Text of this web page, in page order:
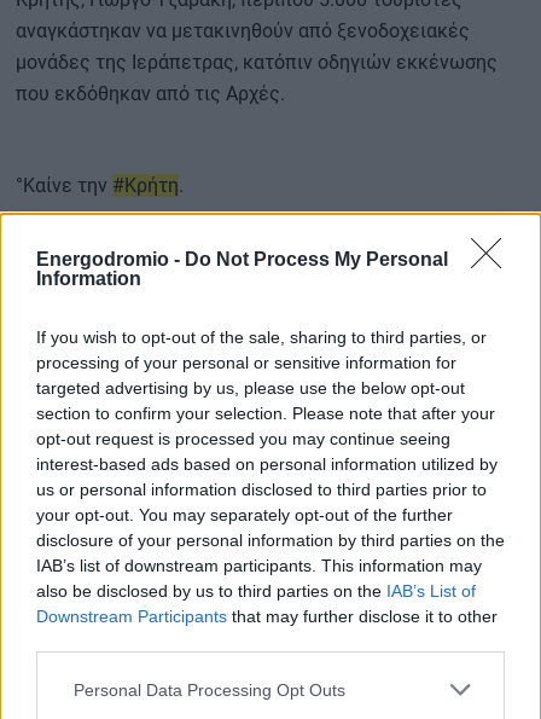
Energodromio - Do Not Process My Personal
Information
If you wish to opt-out of the sale, sharing to third parties, or
processing of your personal or sensitive information for
targeted advertising by us, please use the below opt-out
section to confirm your selection. Please note that after your
opt-out request is processed you may continue seeing
interest-based ads based on personal information utilized by
us or personal information disclosed to third parties prior to
your opt-out. You may separately opt-out of the further
disclosure of your personal information by third parties on the
IAB’s list of downstream participants. This information may
also be disclosed by us to third parties on the IAB’s List of
Downstream Participants that may further disclose it to other
Personal Data Processing Opt Outs
αναγκάστηκαν να μετακινηθούν από ξενοδοχειακές
μονάδες της Ιεράπετρας, κατόπιν οδηγιών εκκένωσης
που εκδόθηκαν από τις Αρχές.
°Καίνε την #Κρήτη.
#Ιεράπετρα
#φωτια pic.twitter.com/7VJiBorYJj
— °𝓢𝒦𝒚𝒇𝓪𝓵𝓵•𝟚𝟘/𝟙𝟠_𝟚𝟙° ♚ ♰ ❤︎11:11𝕏🍒
(@SkyfallAiratGK)July 2, 2025
Αν και οι περισσότερες μονάδες δεν υπέστησαν ζημιές,
σε ξενοδοχείο στην Αγιά Φωτιά σημειώθηκαν
περιορισμένες καταστροφές. Η ανησυχία, πάντως,
στρέφεται πλέον και στις κρατήσεις των επόμενων
ημερών, καθώς η αβεβαιότητα και η εικόνα των καμένων
εκτάσεων δημιουργούν ένα αρνητικό κλίμα για την